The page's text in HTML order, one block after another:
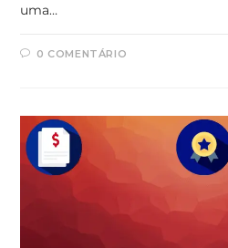
uma…
0 COMENTÁRIO